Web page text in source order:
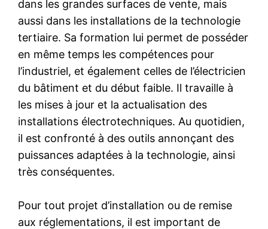
dans les grandes surfaces de vente, mais
aussi dans les installations de la technologie
tertiaire. Sa formation lui permet de posséder
en même temps les compétences pour
l’industriel, et également celles de l’électricien
du bâtiment et du début faible. Il travaille à
les mises à jour et la actualisation des
installations électrotechniques. Au quotidien,
il est confronté à des outils annonçant des
puissances adaptées à la technologie, ainsi
très conséquentes.
Pour tout projet d’installation ou de remise
aux réglementations, il est important de